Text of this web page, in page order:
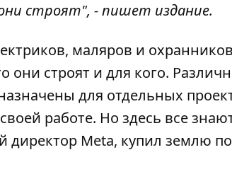
строят", - пишет издание.
маляров и
они строят и для кого.
для отдельных
работе. Но здесь все
директор Meta, купил землю